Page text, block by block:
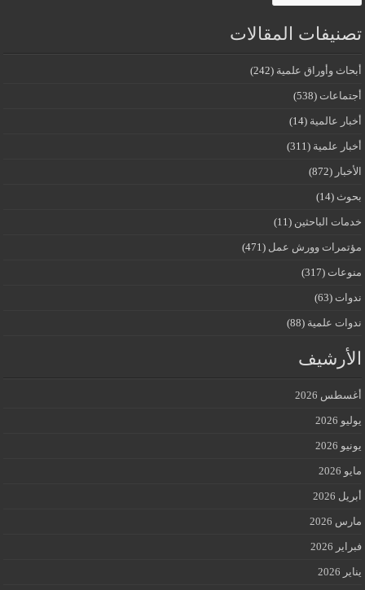
تصنيفات المقالات
أبحاث وأوراق علمية (242)
أجتماعات (538)
أخبار عالمية (14)
أخبار علمية (311)
الأخبار (872)
بحوث (14)
خدمات الباحثين (11)
مؤتمرات وورش عمل (471)
منوعات (317)
ندوات (63)
ندوات علمية (88)
الأرشيف
أغسطس 2026
يوليو 2026
يونيو 2026
مايو 2026
أبريل 2026
مارس 2026
فبراير 2026
يناير 2026